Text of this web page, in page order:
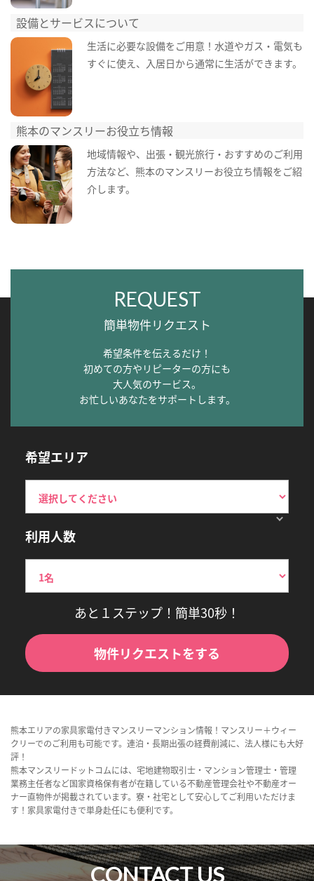
設備とサービスについて
生活に必要な設備をご用意！水道やガス・電気も
すぐに使え、入居日から通常に生活ができます。
熊本のマンスリーお役立ち情報
地域情報や、出張・観光旅行・おすすめのご利用
方法など、熊本のマンスリーお役立ち情報をご紹
介します。
REQUEST
簡単物件リクエスト
希望条件を伝えるだけ！
初めての方やリピーターの方にも
大人気のサービス。
お忙しいあなたをサポートします。
希望エリア
利用人数
あと１ステップ！簡単30秒！
物件リクエストをする
熊本エリアの家具家電付きマンスリーマンション情報！マンスリー＋ウィー
クリーでのご利用も可能です。連泊・長期出張の経費削減に、法人様にも大好
評！
熊本マンスリードットコムには、宅地建物取引士・マンション管理士・管理
業務主任者など国家資格保有者が在籍している不動産管理会社や不動産オー
ナー直物件が掲載されています。寮・社宅として安心してご利用いただけま
す！家具家電付きで単身赴任にも便利です。
CONTACT US